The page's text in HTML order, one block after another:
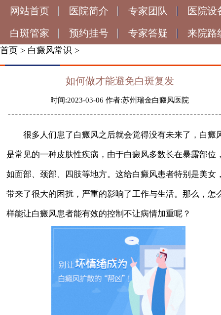
网站首页 医院简介 专家团队 医院设
白斑管家 预约挂号 专家答疑 来院路
首页 > 白癜风常识 >
如何做才能避免白斑复发
时间:2023-03-06 作者:苏州瑞金白癜风医院
很多人们患了白癜风之后就会觉得没有未来了，白癜
是常见的一种皮肤性疾病，由于白癜风多数长在暴露部位
如面部、颈部、四肢等地方。这给白癜风患者特别是美女
带来了很大的困扰，严重的影响了工作与生活。那么，怎
样能让白癜风患者能有效的控制不让病情加重呢？